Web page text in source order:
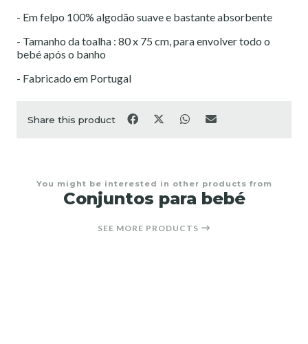
- Em felpo 100% algodão suave e bastante absorbente
- Tamanho da toalha : 80 x 75 cm, para envolver todo o
bebé após o banho
- Fabricado em Portugal
Share this product
You might be interested in other products from
Conjuntos para bebé
SEE MORE PRODUCTS